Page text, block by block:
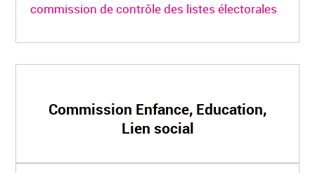
commission de contrôle des listes électorales
Commission Enfance, Education,
Lien social